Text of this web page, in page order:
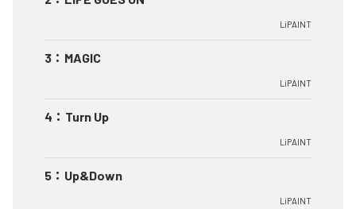
LiPAINT
3 ： MAGIC
LiPAINT
4 ： Turn Up
LiPAINT
5 ： Up&Down
LiPAINT